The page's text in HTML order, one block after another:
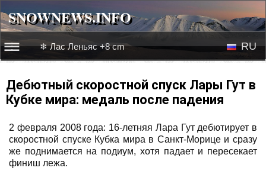
SNOWNEWS.INFO
☰☰
Веб-камеры
Лыжное видео
❄ Лас Леньяс +8 cm RU
Дебютный скоростной спуск Лары Гут в
Кубке мира: медаль после падения
2 февраля 2008 года: 16-летняя Лара Гут дебютирует в
скоростной спуске Кубка мира в Санкт-Морице и сразу
же поднимается на подиум, хотя падает и пересекает
финиш лежа.